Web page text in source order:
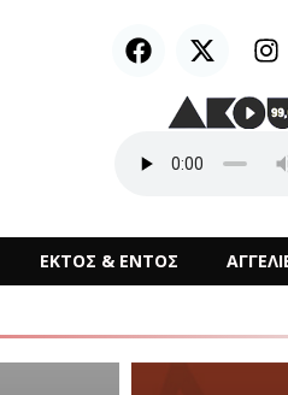
ΕΚΤΟΣ & ΕΝΤΟΣ